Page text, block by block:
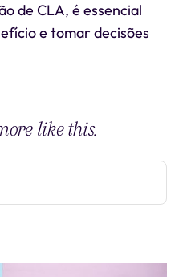
de CLA, é essencial
e tomar decisões
like this.